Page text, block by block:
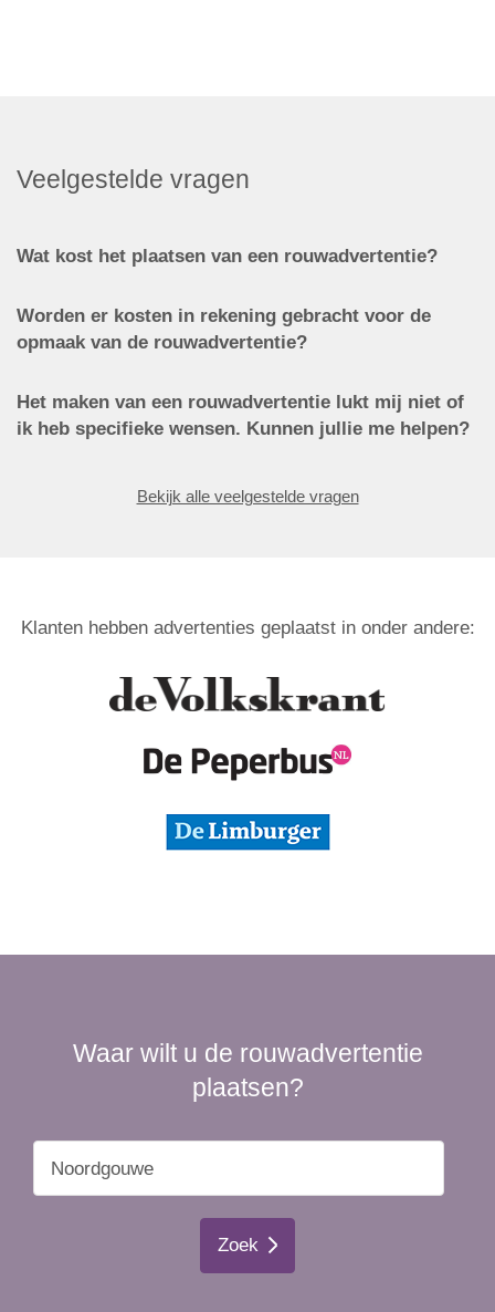
Veelgestelde vragen
Wat kost het plaatsen van een rouwadvertentie?
Worden er kosten in rekening gebracht voor de
opmaak van de rouwadvertentie?
Het maken van een rouwadvertentie lukt mij niet of
ik heb specifieke wensen. Kunnen jullie me helpen?
Bekijk alle veelgestelde vragen
Klanten hebben advertenties geplaatst in onder andere:
Waar wilt u de rouwadvertentie
plaatsen?
Zoek